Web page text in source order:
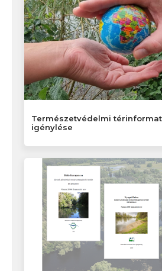
Természetvédelmi
igénylése